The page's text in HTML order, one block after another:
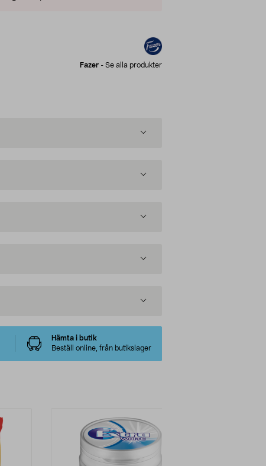
Fazer - Se alla produkter
Hämta i butik
Beställ online, från butikslager